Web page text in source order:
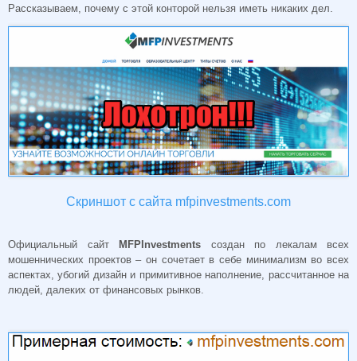
Рассказываем, почему с этой конторой нельзя иметь никаких дел.
Скриншот с сайта mfpinvestments.com
Официальный сайт MFPInvestments создан по лекалам всех
мошеннических проектов – он сочетает в себе минимализм во всех
аспектах, убогий дизайн и примитивное наполнение, рассчитанное на
людей, далеких от финансовых рынков.